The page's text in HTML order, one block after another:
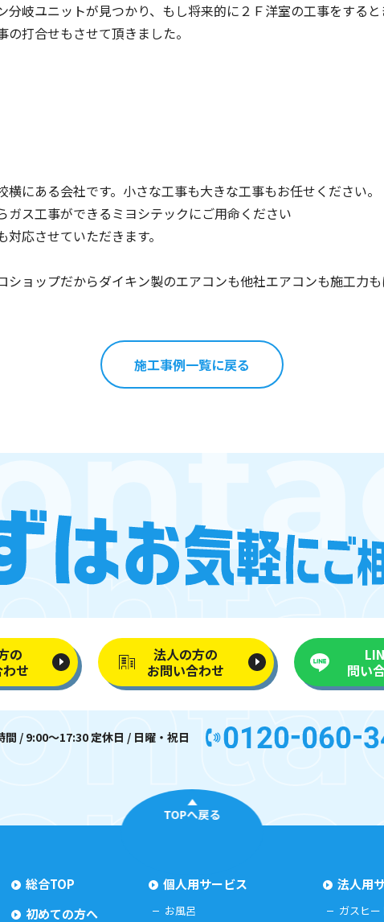
岐ユニットが見つかり、もし将来的に２Ｆ洋室の工事をする
打合せもさせて頂きました。
にある会社です。小さな工事も大きな工事もお任せください。
ガス工事ができるミヨシテックにご用命ください
応させていただきます。
ショップだからダイキン製のエアコンも他社エアコンも施工力
施工事例一覧に戻る
の
せ
法人の方の
お問い合わせ
問い
間 / 9:00〜17:30 定休日 / 日曜・祝日
TOPへ戻る
総合TOP
初めての方へ
個人用サービス
お風呂
法人用
ガスヒ